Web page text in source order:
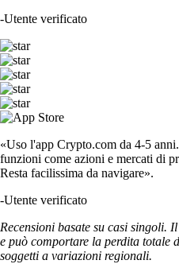
-Utente verificato
«Uso l'app Crypto.com da 4-5
funzioni come azioni e mercati di
Resta facilissima da navigare».
-Utente verificato
Recensioni basate su casi singoli.
e può comportare la perdita totale
soggetti a variazioni regionali.